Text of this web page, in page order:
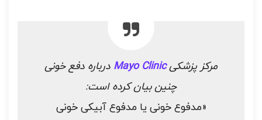
مرکز پزشکیMayo Clinic درباره دفع خونی
چنین بیان کرده است:
«مدفوع خونی یا مدفوع آبیکی خونی